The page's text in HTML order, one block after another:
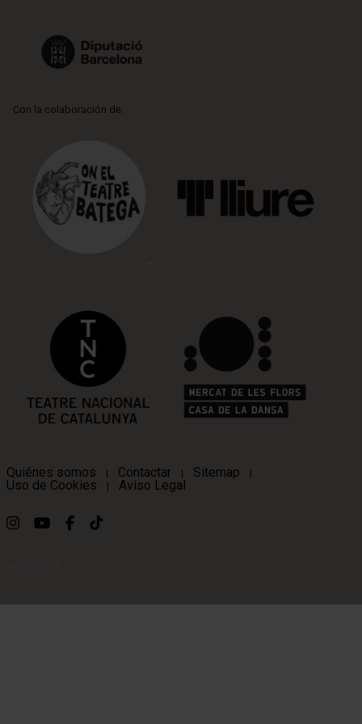
Con la colaboración de:
Quiénes somos | Contactar | Sitemap |
Uso de Cookies | Aviso Legal
Link a instagram
Link a youtube
Link a facebook
Link a ticktok